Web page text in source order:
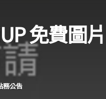
免費圖
務公告